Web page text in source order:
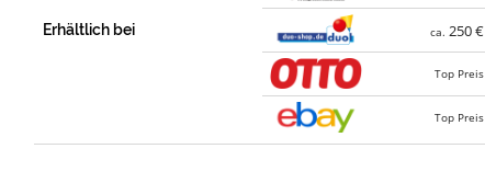
Erhältlich bei ca. 250 €
Top Preis
Top Preis